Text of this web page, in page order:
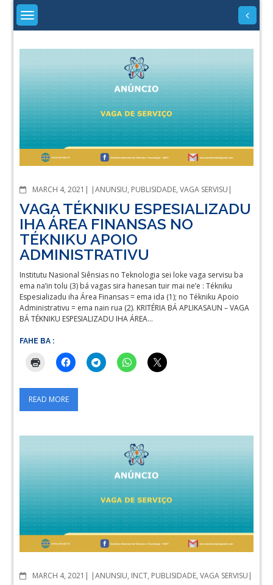
Skip
content
University
MARCH 4, 2021 COMMENTS
ANUNSIU, PUBLISIDADE,VAGA SERVISU
VAGA TÉKNIKU ESPESIALIZADU
IHA ÁREA FINANSAS NO
TÉKNIKU APOIO
ADMINISTRATIVU
Institutu Nasional Siênsias no Teknologia sei loke vaga servisu ba
ema na’in tolu (3) bá vagas sira hanesan tuir mai ne’e : Tékniku
Espesializadu iha Área Finansas = ema ida (1); no Tékniku Apoio
Administrativu = ema nain rua (2). KRITÉRIA BÁ APLIKASAUN – VAGA
BÁ TÉKNIKU ESPESIALIZADU IHA ÁREA…
FAHE BA :
READ MORE
MARCH 4, 2021 COMMENTS
ANUNSIU, INCT, PUBLISIDADE,VAGA SERVISU